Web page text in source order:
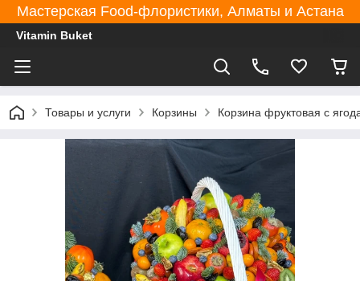
Мастерская Food-флористики, Алматы и Астана
Vitamin Buket
Товары и услуги Корзины Корзина фруктовая с